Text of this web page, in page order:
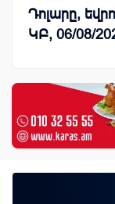
Դոլարը,
ԿԲ, 06/08/